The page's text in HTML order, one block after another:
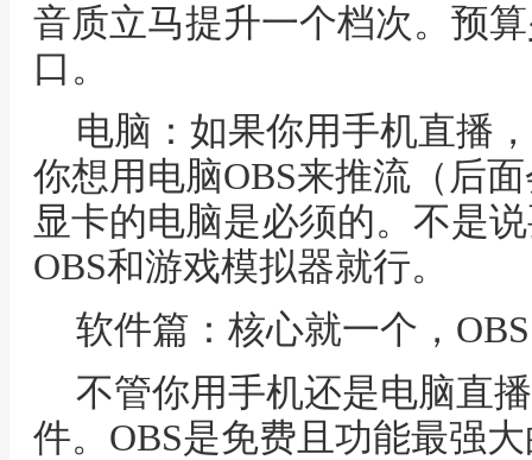
音质立马提升一个档次。预
口。
电脑：如果你用手机直播
你想用电脑OBS来推流（后
显卡的电脑是必须的。不是
OBS和游戏模拟器就行。
软件篇：核心就一个，
不管你用手机还是电脑直
件。OBS是免费且功能最强